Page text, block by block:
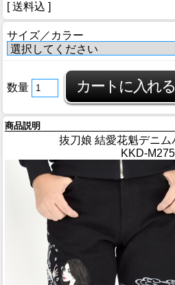
[ 送料込 ]
サイズ／カラー
数量
商品説明
抜刀娘 結愛花魁デニ
KKD-